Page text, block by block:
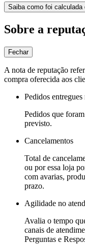
Saiba como foi calculada
Sobre a
Fechar
A nota de reputação
compra oferecida aos
Pedidos
Pedidos que
previsto.
Cancelamentos
Total de
ou por essa loja
com avarias,
prazo.
Agilidade no
Avalia o tempo
canais de
Perguntas e